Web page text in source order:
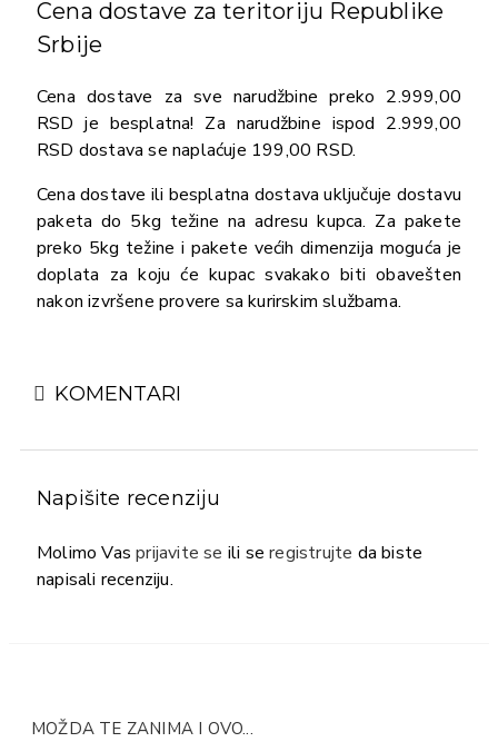
Cena dostave za teritoriju Republike
Srbije
Cena dostave za sve narudžbine preko 2.999,00
RSD je besplatna! Za narudžbine ispod 2.999,00
RSD dostava se naplaćuje 199,00 RSD.
Cena dostave ili besplatna dostava uključuje dostavu
paketa do 5kg težine na adresu kupca. Za pakete
preko 5kg težine i pakete većih dimenzija moguća je
doplata za koju će kupac svakako biti obavešten
nakon izvršene provere sa kurirskim službama.
KOMENTARI
Napišite recenziju
Molimo Vasprijavite se ili seregistrujte da biste
napisali recenziju.
MOŽDA TE ZANIMA I OVO...